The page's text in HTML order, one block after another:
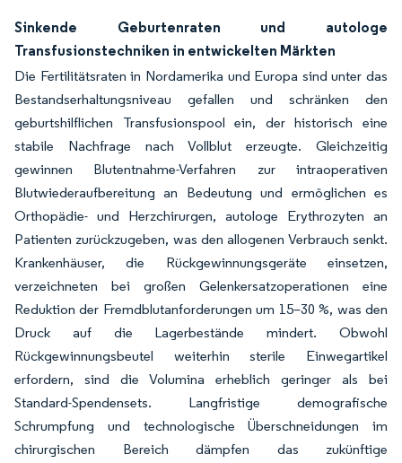
Sinkende Geburtenraten und autologe
Transfusionstechniken in entwickelten Märkten
Die Fertilitätsraten in Nordamerika und Europa sind unter das
Bestandserhaltungsniveau gefallen und schränken den
geburtshilflichen Transfusionspool ein, der historisch eine
stabile Nachfrage nach Vollblut erzeugte. Gleichzeitig
gewinnen Blutentnahme-Verfahren zur intraoperativen
Blutwiederaufbereitung an Bedeutung und ermöglichen es
Orthopädie- und Herzchirurgen, autologe Erythrozyten an
Patienten zurückzugeben, was den allogenen Verbrauch senkt.
Krankenhäuser, die Rückgewinnungsgeräte einsetzen,
verzeichneten bei großen Gelenkersatzoperationen eine
Reduktion der Fremdblutanforderungen um 15–30 %, was den
Druck auf die Lagerbestände mindert. Obwohl
Rückgewinnungsbeutel weiterhin sterile Einwegartikel
erfordern, sind die Volumina erheblich geringer als bei
Standard-Spendensets. Langfristige demografische
Schrumpfung und technologische Überschneidungen im
chirurgischen Bereich dämpfen das zukünftige